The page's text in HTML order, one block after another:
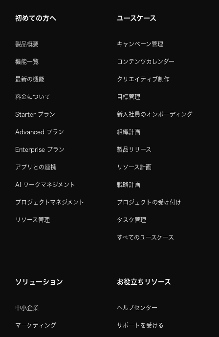
初めての方へ
製品概要
機能一覧
最新の機能
料金について
Starter プラン
Advanced プラン
Enterprise プラン
アプリとの連携
AI ワークマネジメント
プロジェクトマネジメント
リソース管理
ユースケース
キャンペーン管理
コンテンツカレンダー
クリエイティブ制作
目標管理
新入社員のオンボーディング
組織計画
製品リリース
リソース計画
戦略計画
プロジェクトの受け付け
タスク管理
すべてのユースケース
ソリューション
中小企業
マーケティング
お役立ちリソース
ヘルプセンター
サポートを受ける